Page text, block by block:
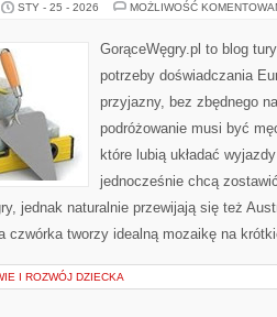
STY - 25 - 2026 MOŻLIWOŚĆ
GorąceWęgry.pl to blog
potrzeby doświadczania
przyjazny, bez zbędnego
podróżowanie musi być
które lubią układać
jednocześnie chcą
jednak naturalnie przewijają się też
czwórka tworzy idealną mozaikę na
I ROZWÓJ DZIECKA